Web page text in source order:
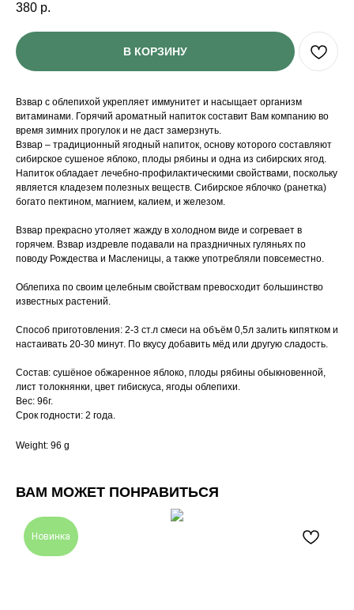
380 р.
В КОРЗИНУ
Взвар с облепихой укрепляет иммунитет и насыщает организм
витаминами. Горячий ароматный напиток составит Вам компанию во
время зимних прогулок и не даст замерзнуть.
Взвар – традиционный ягодный напиток, основу которого составляют
сибирское сушеное яблоко, плоды рябины и одна из сибирских ягод.
Напиток обладает лечебно-профилактическими свойствами, поскольку
является кладезем полезных веществ. Сибирское яблочко (ранетка)
богато пектином, магнием, калием, и железом.
Взвар прекрасно утоляет жажду в холодном виде и согревает в
горячем. Взвар издревле подавали на праздничных гуляньях по
поводу Рождества и Масленицы, а также употребляли повсеместно.
Облепиха по своим целебным свойствам превосходит большинство
известных растений.
Способ приготовления: 2-3 ст.л смеси на объём 0,5л залить кипятком и
настаивать 20-30 минут. По вкусу добавить мёд или другую сладость.
Состав: сушёное обжаренное яблоко, плоды рябины обыкновенной,
лист толокнянки, цвет гибискуса, ягоды облепихи.
Вес: 96г.
Срок годности: 2 года.
Weight: 96 g
ВАМ МОЖЕТ ПОНРАВИТЬСЯ
Новинка